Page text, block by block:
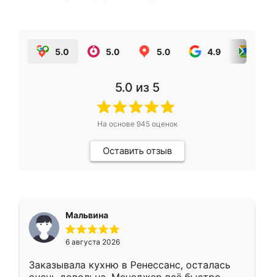
5.0 5.0 5.0 4.9
5.0 из 5
На основе 945оценок
Оставить отзыв
Мальвина
6 августа 2026
Заказывала кухню в Ренессанс, осталась